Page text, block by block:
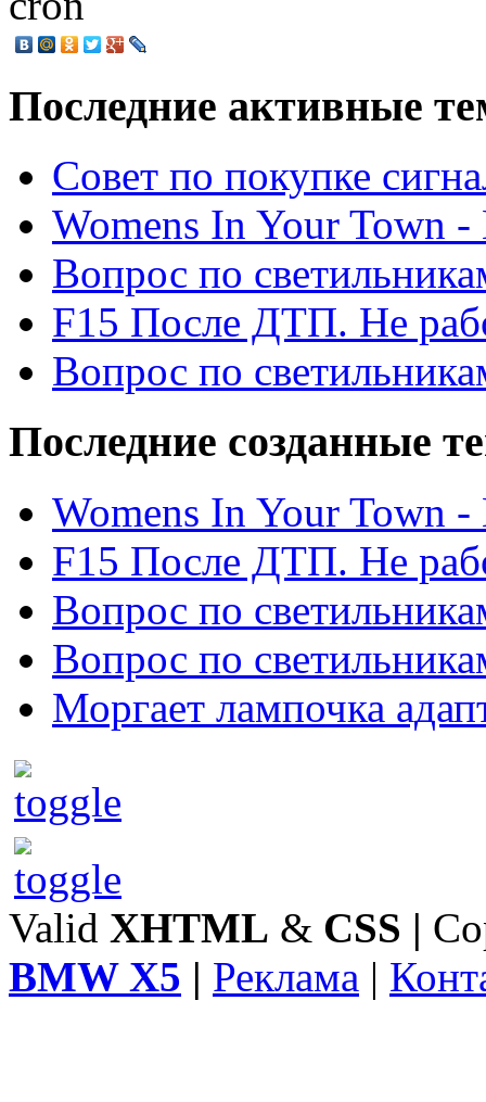
Последние активные
Cовет по покупке
Womens In Your Town
Вопрос по
F15 После ДТП. Не
Вопрос по
Последние созданные
Womens In Your Town
F15 После ДТП. Не
Вопрос по
Вопрос по
Моргает лампочка
Valid XHTML & CSS |
BMW X5 | Реклама |